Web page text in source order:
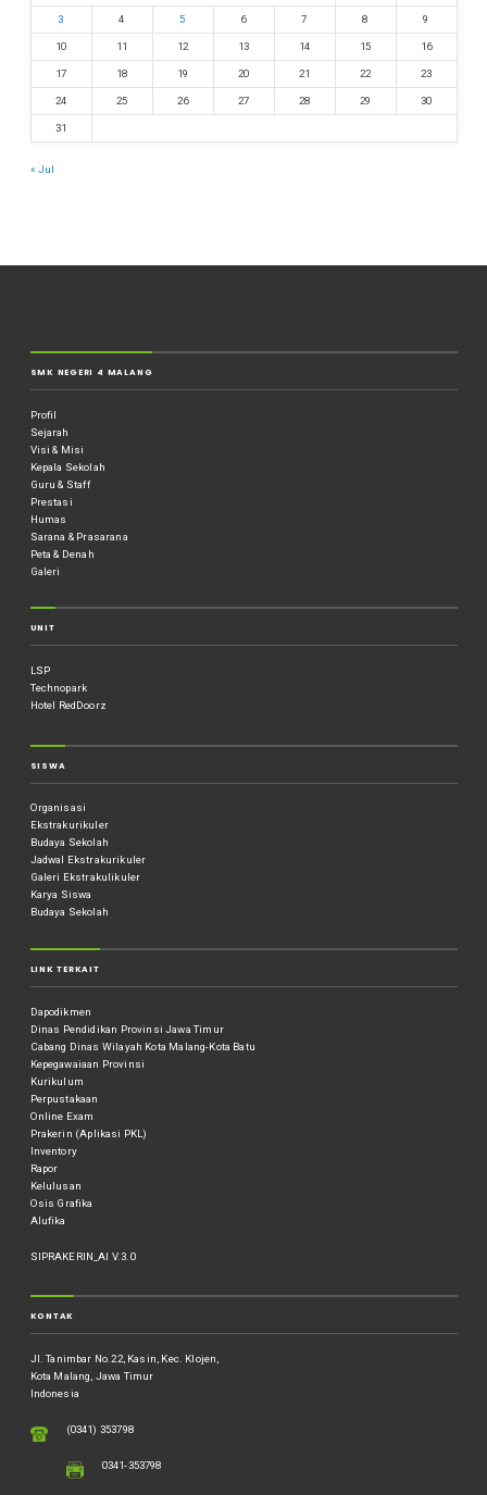
3 4 5 6 7 8 9
10 11 12 13 14 15 16
17 18 19 20 21 22 23
24 25 26 27 28 29 30
31
« Jul
SMK NEGERI 4 MALANG
Profil
Sejarah
Visi & Misi
Kepala Sekolah
Guru & Staff
Prestasi
Humas
Sarana & Prasarana
Peta & Denah
Galeri
UNIT
LSP
Technopark
Hotel RedDoorz
SISWA
Organisasi
Ekstrakurikuler
Budaya Sekolah
Jadwal Ekstrakurikuler
Galeri Ekstrakulikuler
Karya Siswa
Budaya Sekolah
LINK TERKAIT
Dapodikmen
Dinas Pendidikan Provinsi Jawa Timur
Cabang Dinas Wilayah Kota Malang-Kota Batu
Kepegawaiaan Provinsi
Kurikulum
Perpustakaan
Online Exam
Prakerin (Aplikasi PKL)
Inventory
Rapor
Kelulusan
Osis Grafika
Alufika
SIPRAKERIN_AI V.3.0
KONTAK
Jl. Tanimbar No.22, Kasin, Kec. Klojen,
Kota Malang, Jawa Timur
Indonesia
(0341) 353798
0341-353798